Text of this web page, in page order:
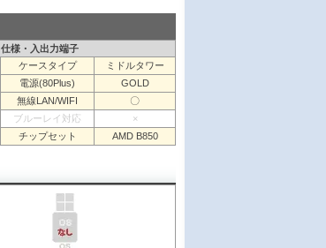
仕様・入出力端子
ケースタイプ
ミドルタワー
電源(80Plus)
GOLD
無線LAN/WIFI
〇
ブルーレイ対応
×
チップセット AMD B850